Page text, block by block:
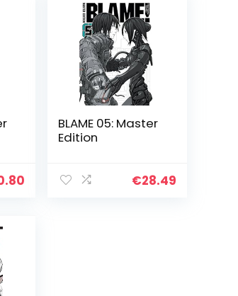
BLAME 05: Master
Edition
€28.49